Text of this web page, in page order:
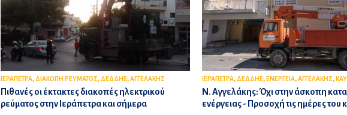
ΙΕΡΑΠΕΤΡΑ, ΔΙΑΚΟΠΗ ΡΕΥΜΑΤΟΣ, ΔΕΔΔΗΕ,ΑΓΓΕΛΑΚΗΣ
Πιθανές οι έκτακτες διακοπές ηλεκτρικού
ρεύματος στην Ιεράπετρα και σήμερα
ΙΕΡΑΠΕΤΡΑ, ΔΕΔΔΗΕ, ΕΝΕΡΓΕΙΑ,ΑΓΓΕΛΑΚΗΣ,
Ν. Αγγελάκης: Όχι στην άσκοπη
ενέργειας - Προσοχή τις ημέρες